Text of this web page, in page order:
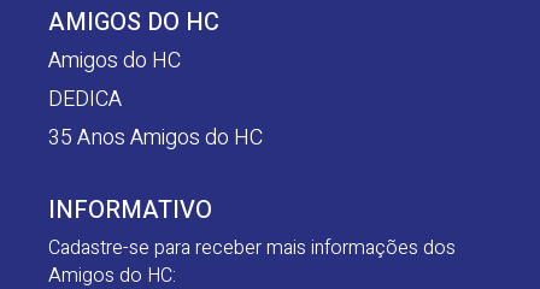
AMIGOS DO HC
Amigos do HC
DEDICA
35 Anos Amigos do HC
INFORMATIVO
Cadastre-se para receber mais informações dos
Amigos do HC: